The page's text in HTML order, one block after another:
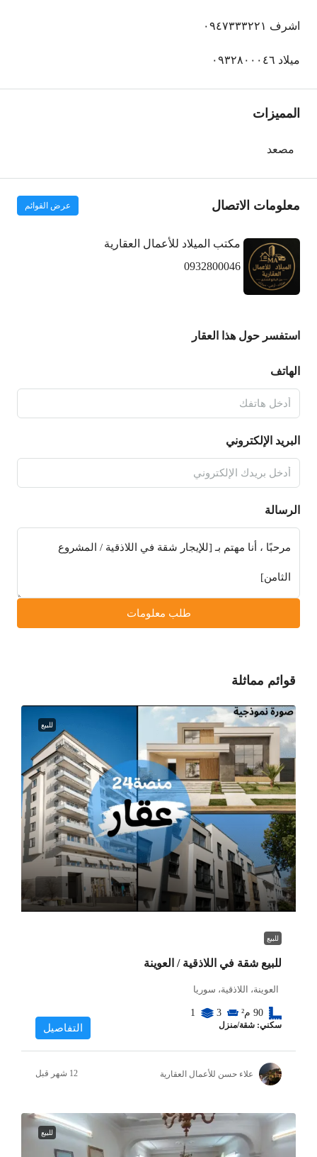
اشرف ٠٩٤٧٣٣٣٢٢١
ميلاد ٠٩٣٢٨٠٠٠٤٦
المميزات
مصعد
معلومات الاتصال عرض القوائم
مكتب الميلاد للأعمال العقارية
0932800046
استفسر حول هذا العقار
الهاتف
البريد الإلكتروني
الرسالة
طلب معلومات
قوائم مماثلة
للبيع
للبيع
للبيع شقة في اللاذقية / العوينة
العوينة، اللاذقية، سوريا
90 م² 3
1
سكني: شقة/منزل التفاصيل
علاء حسن للأعمال العقارية
للبيع